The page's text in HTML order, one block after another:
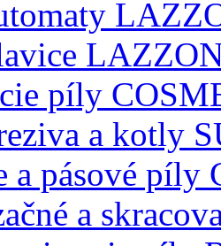
píly
a kotly
a pásové píly
a